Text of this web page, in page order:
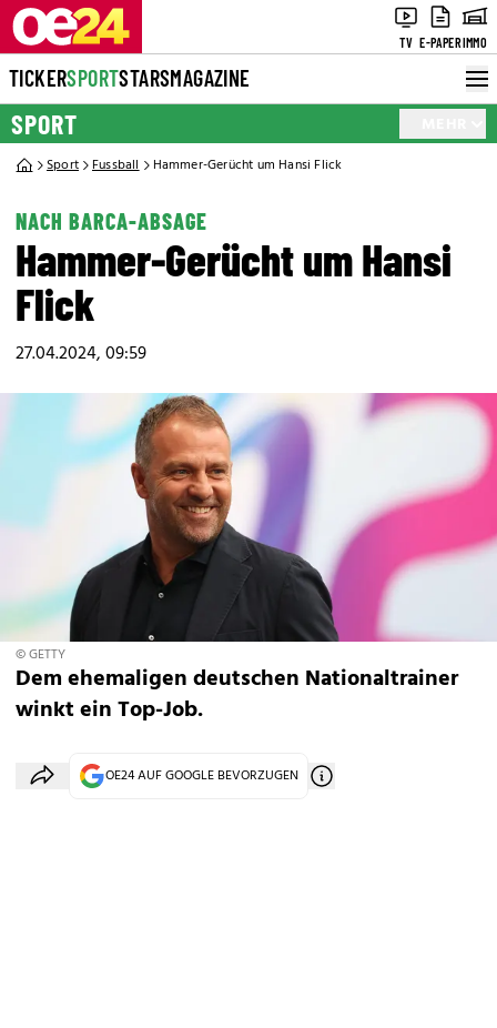
TV E-PAPERIMMO
TICKERSPORTSTARSMAGAZINE
SPORT
Sport Fussball Hammer-Gerücht um Hansi Flick
NACH BARCA-ABSAGE
Hammer-Gerücht um Hansi
Flick
27.04.2024, 09:59
© GETTY
Dem ehemaligen deutschen Nationaltrainer
winkt ein Top-Job.
OE24 AUF GOOGLE BEVORZUGEN